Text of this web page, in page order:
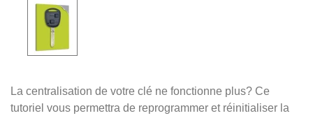
La centralisation de votre clé ne fonctionne plus? Ce
tutoriel vous permettra de reprogrammer et réinitialiser la